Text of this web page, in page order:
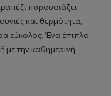
παρουσιάζει
και θερμότητα,
εύκολος. Ένα έπιπλο
με την καθημερινή